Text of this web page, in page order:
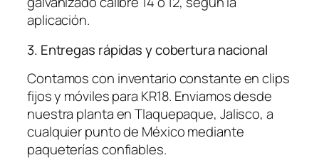
aplicación.
3. Entregas rápidas y cobertura nacional
Contamos con inventario constante en clips
fijos y móviles para KR18. Enviamos desde
nuestra planta en Tlaquepaque, Jalisco, a
cualquier punto de México mediante
paqueterías confiables.